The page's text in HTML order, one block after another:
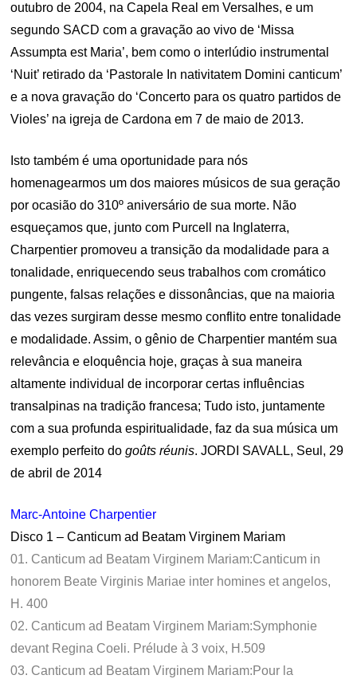
outubro de 2004, na Capela Real em Versalhes, e um
segundo SACD com a gravação ao vivo de ‘Missa
Assumpta est Maria’, bem como o interlúdio instrumental
‘Nuit’ retirado da ‘Pastorale In nativitatem Domini canticum’
e a nova gravação do ‘Concerto para os quatro partidos de
Violes’ na igreja de Cardona em 7 de maio de 2013.
Isto também é uma oportunidade para nós
homenagearmos um dos maiores músicos de sua geração
por ocasião do 310º aniversário de sua morte. Não
esqueçamos que, junto com Purcell na Inglaterra,
Charpentier promoveu a transição da modalidade para a
tonalidade, enriquecendo seus trabalhos com cromático
pungente, falsas relações e dissonâncias, que na maioria
das vezes surgiram desse mesmo conflito entre tonalidade
e modalidade. Assim, o gênio de Charpentier mantém sua
relevância e eloquência hoje, graças à sua maneira
altamente individual de incorporar certas influências
transalpinas na tradição francesa; Tudo isto, juntamente
com a sua profunda espiritualidade, faz da sua música um
exemplo perfeito dogoûts réunis. JORDI SAVALL, Seul, 29
de abril de 2014
Marc-Antoine Charpentier
Disco 1 – Canticum ad Beatam Virginem Mariam
01. Canticum ad Beatam Virginem Mariam:Canticum in
honorem Beate Virginis Mariae inter homines et angelos,
H. 400
02. Canticum ad Beatam Virginem Mariam:Symphonie
devant Regina Coeli. Prélude à 3 voix, H.509
03. Canticum ad Beatam Virginem Mariam:Pour la